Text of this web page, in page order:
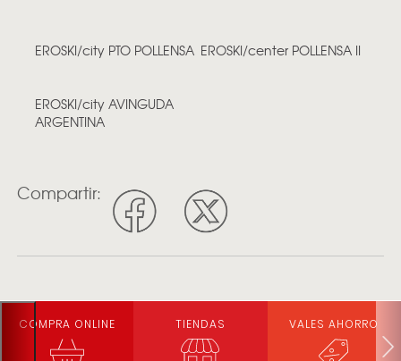
EROSKI/city PTO POLLENSA EROSKI/center POLLENSA II
EROSKI/city AVINGUDA
ARGENTINA
Compartir:
COMPRA ONLINE TIENDAS VALES AHORRO